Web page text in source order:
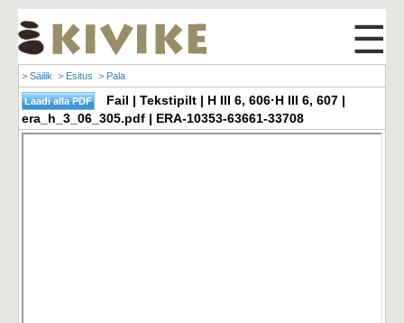
☰
> Säilik > Esitus > Pala
Fail | Tekstipilt | H III 6, 606·H III 6, 607 |
era_h_3_06_305.pdf | ERA-10353-63661-33708